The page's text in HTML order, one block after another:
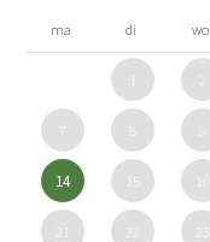
ma di wo
14